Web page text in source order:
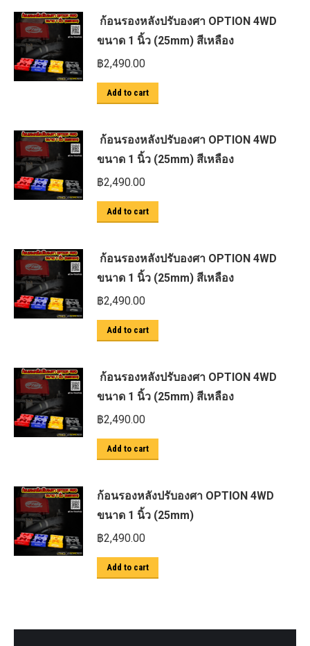
ก้อนรองหลังปรับองศา OPTION 4WD
ขนาด 1 นิ้ว (25mm) สีเหลือง
฿2,490.00
Add to cart
ก้อนรองหลังปรับองศา OPTION 4WD
ขนาด 1 นิ้ว (25mm) สีเหลือง
฿2,490.00
Add to cart
ก้อนรองหลังปรับองศา OPTION 4WD
ขนาด 1 นิ้ว (25mm) สีเหลือง
฿2,490.00
Add to cart
ก้อนรองหลังปรับองศา OPTION 4WD
ขนาด 1 นิ้ว (25mm) สีเหลือง
฿2,490.00
Add to cart
ก้อนรองหลังปรับองศา OPTION 4WD
ขนาด 1 นิ้ว (25mm)
฿2,490.00
Add to cart